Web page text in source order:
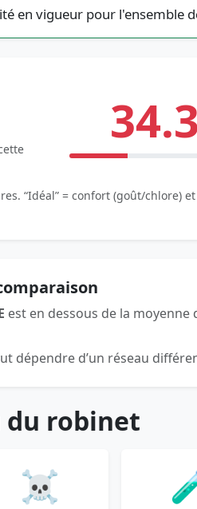
en vigueur pour l'ensemble
“Idéal” = confort (goût/chlore)
est en dessous de la moyenne
dépendre d’un réseau
du robinet
☠️